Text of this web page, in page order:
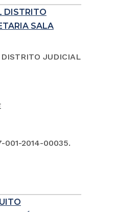
DISTRITO
SALA
JUDICIAL
001-2014-00035.